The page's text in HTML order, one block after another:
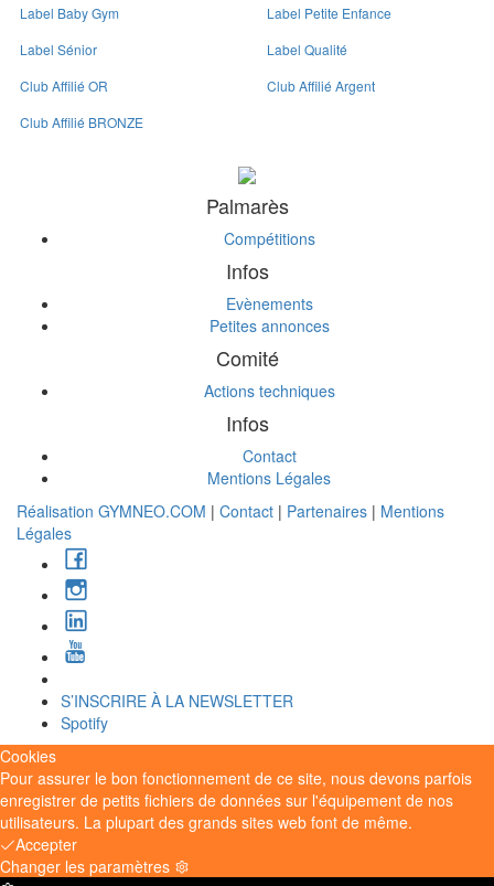
Label Baby Gym
Label Petite Enfance
Label Sénior
Label Qualité
Club Affilié OR
Club Affilié Argent
Club Affilié BRONZE
Palmarès
Compétitions
Infos
Evènements
Petites annonces
Comité
Actions techniques
Infos
Contact
Mentions Légales
Réalisation GYMNEO.COM | Contact | Partenaires | Mentions
Légales
S’INSCRIRE À LA NEWSLETTER
Spotify
Cookies
Pour assurer le bon fonctionnement de ce site, nous devons parfois
enregistrer de petits fichiers de données sur l'équipement de nos
utilisateurs. La plupart des grands sites web font de même.
Accepter
Changer les paramètres